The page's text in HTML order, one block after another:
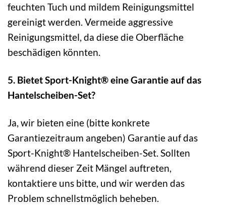
feuchten Tuch und mildem Reinigungsmittel
gereinigt werden. Vermeide aggressive
Reinigungsmittel, da diese die Oberfläche
beschädigen könnten.
5. Bietet Sport-Knight® eine Garantie auf das
Hantelscheiben-Set?
Ja, wir bieten eine (bitte konkrete
Garantiezeitraum angeben) Garantie auf das
Sport-Knight® Hantelscheiben-Set. Sollten
während dieser Zeit Mängel auftreten,
kontaktiere uns bitte, und wir werden das
Problem schnellstmöglich beheben.